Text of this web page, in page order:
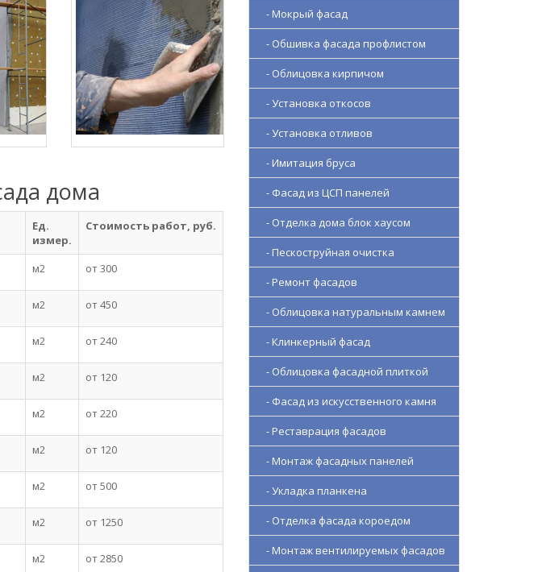
дома
Ед.
измер.
Стоимость работ, руб.
м2 от 300
м2 от 450
м2 от 240
м2 от 120
м2 от 220
м2 от 120
м2 от 500
м2 от 1250
м2 от 2850
- Мокрый фасад
- Обшивка фасада профлистом
- Облицовка кирпичом
- Установка откосов
- Установка отливов
- Имитация бруса
- Фасад из ЦСП панелей
- Отделка дома блок хаусом
- Пескоструйная очистка
- Ремонт фасадов
- Облицовка натуральным камнем
- Клинкерный фасад
- Облицовка фасадной плиткой
- Фасад из искусственного камня
- Реставрация фасадов
- Монтаж фасадных панелей
- Укладка планкена
- Отделка фасада короедом
- Монтаж вентилируемых фасадов